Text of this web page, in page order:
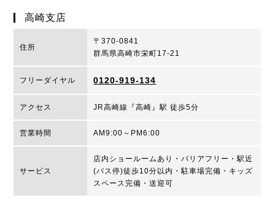
高崎支店
住所
〒370-0841
群馬県高崎市栄町17-21
フリーダイヤル 0120-919-134
アクセス JR高崎線『高崎』駅 徒歩5分
営業時間 AM9:00～PM6:00
サービス
店内ショールームあり・バリアフリー・駅近
(バス停)徒歩10分以内・駐車場完備・キッズ
スペース完備・送迎可